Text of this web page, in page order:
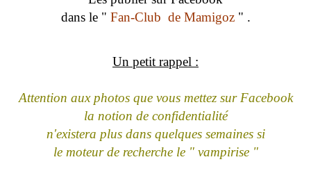
dans le " Fan-Club de Mamigoz " .
Un petit rappel :
Attention aux photos que vous mettez sur Facebook
la notion de confidentialité
n'existera plus dans quelques semaines si
le moteur de recherche le " vampirise "